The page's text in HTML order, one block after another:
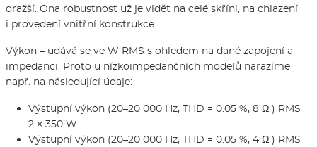
dražší. Ona robustnost už je vidět na celé skříni, na chlazení
i provedení vnitřní konstrukce.
Výkon – udává se ve W RMS s ohledem na dané zapojení a
impedanci. Proto u nízkoimpedančních modelů narazíme
např. na následující údaje:
Výstupní výkon (20–20 000 Hz, THD = 0.05 %, 8 Ω ) RMS
2 × 350 W
Výstupní výkon (20–20 000 Hz, THD = 0.05 %, 4 Ω ) RMS